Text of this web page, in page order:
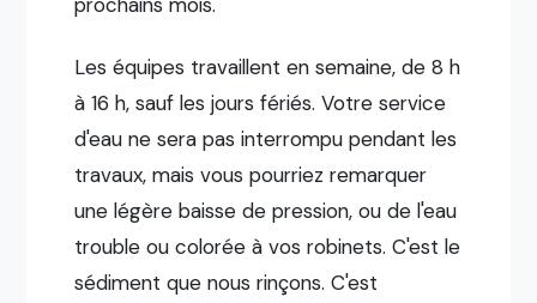
Les équipes travaillent en semaine, de 8 h
à 16 h, sauf les jours fériés. Votre service
d'eau ne sera pas interrompu pendant les
travaux, mais vous pourriez remarquer
une légère baisse de pression, ou de l'eau
trouble ou colorée à vos robinets. C'est le
sédiment que nous rinçons. C'est